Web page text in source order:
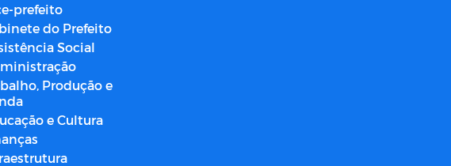
prefeito
do Prefeito
Social
Produção e
e Cultura